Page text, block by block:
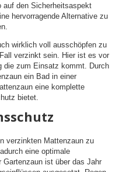
den Sicherheitsaspekt
hervorragende Alternative zu
wirklich voll ausschöpfen zu
verzinkt sein. Hier ist es vor
die zum Einsatz kommt. Durch
ein Bad in einer
eine komplette
bietet.
verzinkten Mattenzaun zu
eine optimale
Gartenzaun ist über das Jahr